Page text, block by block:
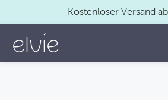
Kostenloser Versand